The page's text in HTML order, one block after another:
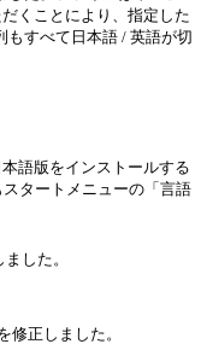
くことにより、指定した
もすべて日本語 / 英語が切
語版をインストールする
タートメニューの「言語
した。
正しました。